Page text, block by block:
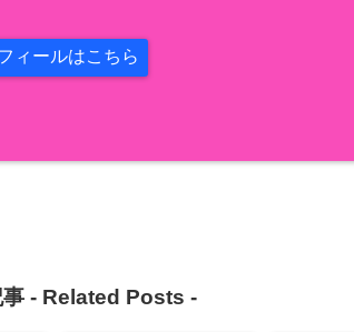
ィールはこちら
- Related Posts -